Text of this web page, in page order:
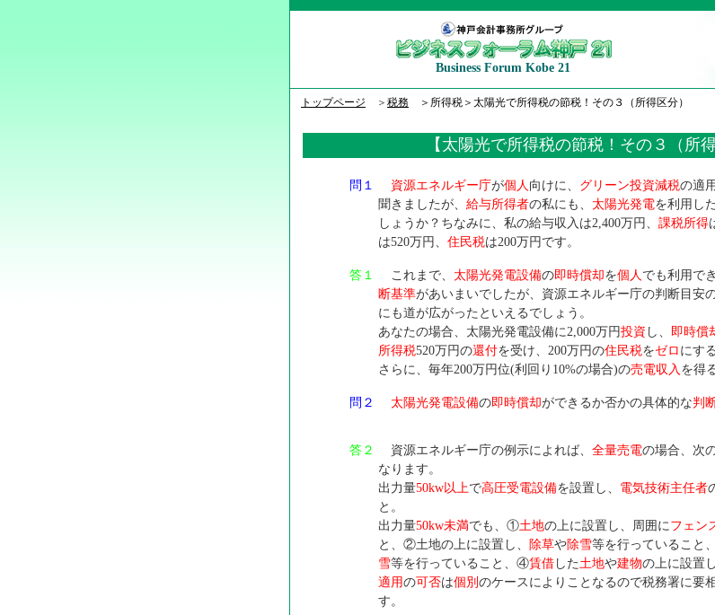
Business Forum Kobe 21
トップページ ＞ 税務 ＞所得税＞太陽光で所得税の節税！その３（所得区分）
【太陽光で所得税の節税！その３（所得
問１ 資源エネルギー庁が個人 向けに、 グリーン投資減税の適
聞きましたが、 給与所得者の私にも、 太陽光発電を利用した
しょうか？ちなみに、私の給与収入は2,400万円、 課税所得
は520万円、 住民税は200万円です。
答１ これまで、 太陽光発電設備の即時償却を個人 でも利用で
断基準があいまいでしたが、資源エネルギー庁の判断目安
にも道が広がったといえるでしょう。
あなたの場合、太陽光発電設備に2,000万円投資 し、 即時償
所得税520万円の還付を受け、200万円の住民税をゼロ にす
さらに、毎年200万円位(利回り10%の場合)の売電収入 を得
問２ 太陽光発電設備の即時償却ができるか否かの具体的な判
答２ 資源エネルギー庁の例示によれば、 全量売電の場合、次
なります。
出力量50kw以上で高圧受電設備を設置し、 電気技術主任者
と。
出力量50kw未満でも、①土地の上に設置し、周囲にフェン
と、②土地の上に設置し、
除草や除雪等を行っていること
雪等を行っていること、④賃借した土地や建物の上に設置
適用の可否は個別 のケースによりことなるので税務署に要
す。